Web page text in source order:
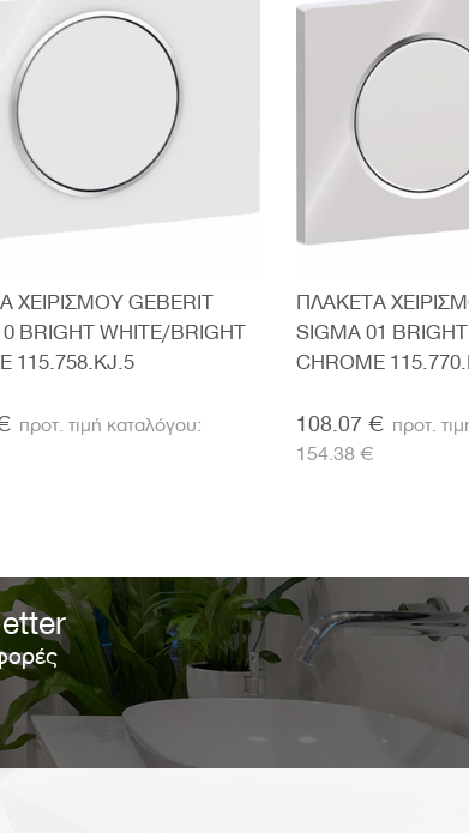
ΧΕΙΡΙΣΜΟΥ GEBERIT
BRIGHT WHITE/BRIGHT
115.758.KJ.5
ΠΛΑΚΕΤΑ
SIGMA 01
CHROME
108.07 €
154.38 €